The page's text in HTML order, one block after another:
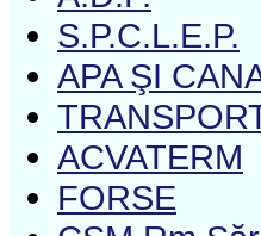
S.P.C.L.E.P.
APA ŞI
ACVATERM
FORSE